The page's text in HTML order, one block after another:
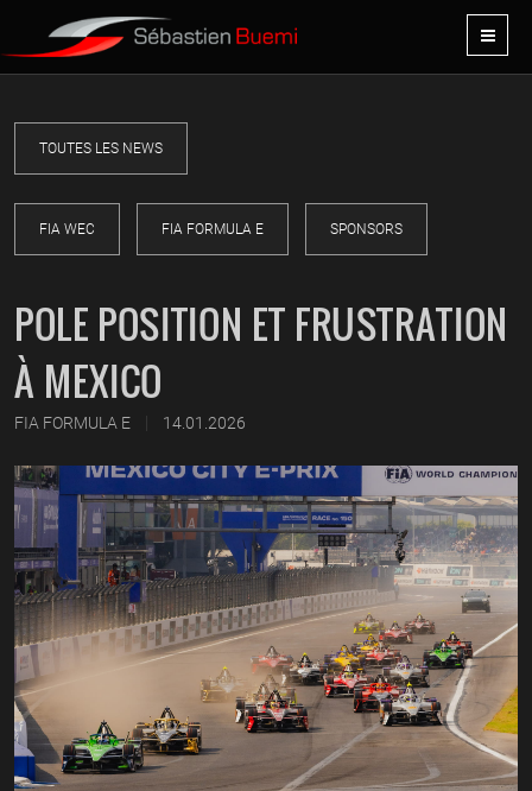
TOUTES LES NEWS
FIA WEC FIA FORMULA E SPONSORS
POLE POSITION ET FRUSTRATION
À MEXICO
FIA FORMULA E | 14.01.2026